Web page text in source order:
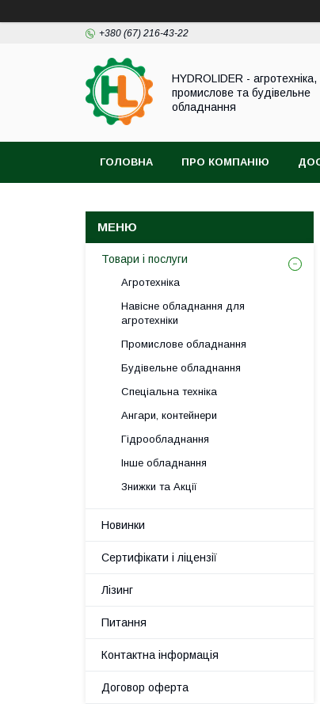
+380 (67) 216-43-22
HYDROLIDER - агротехніка,
промислове та будівельне
обладнання
ГОЛОВНА ПРО КОМПАНІЮ
Товари і послуги
Агротехніка
Навісне обладнання для
агротехніки
Промислове обладнання
Будівельне обладнання
Спеціальна техніка
Ангари, контейнери
Гідрообладнання
Інше обладнання
Знижки та Акції
Новинки
Сертифікати і ліцензії
Лізинг
Питання
Контактна інформація
Договор оферта